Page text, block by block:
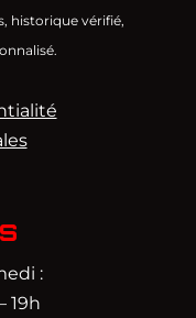
historique vérifié,
:
19h